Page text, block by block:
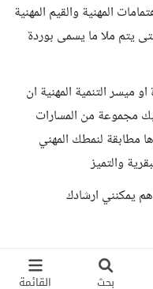
بحث القائمة
المهنية والقيم المهنية
يتم ملا ما يسمى بوردة
ميسر التنمية المهنية ان
مجموعة من المسارات
مطابقة لنمطك المهني
والتميز
يمكنني ارشادك